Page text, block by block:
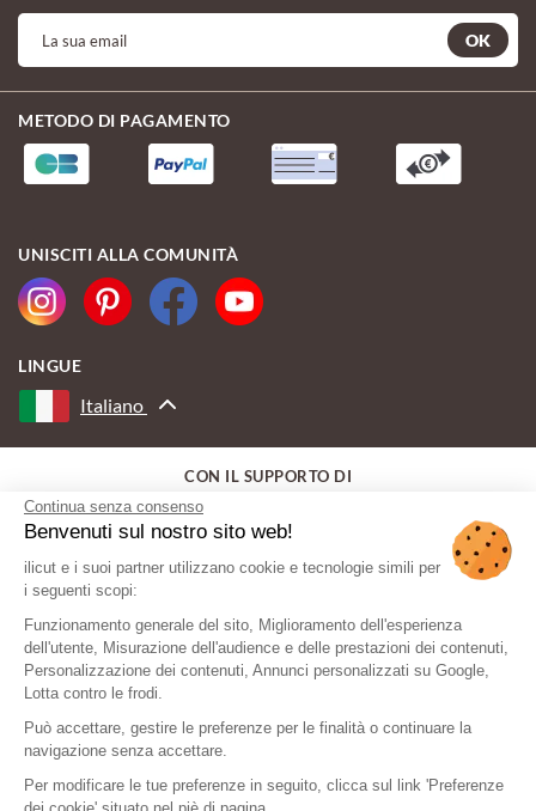
Continua senza consenso
Benvenuti sul nostro sito web!
ilicut e i suoi partner utilizzano cookie e tecnologie simili per
i seguenti scopi:
Funzionamento generale del sito, Miglioramento dell'esperienza
dell'utente, Misurazione dell'audience e delle prestazioni dei contenuti,
Personalizzazione dei contenuti, Annunci personalizzati su Google,
Lotta contro le frodi.
Può accettare, gestire le preferenze per le finalità o continuare la
navigazione senza accettare.
Per modificare le tue preferenze in seguito, clicca sul link 'Preferenze
OK
METODO DI PAGAMENTO
UNISCITI ALLA COMUNITÀ
LINGUE
Italiano
CON IL SUPPORTO DI